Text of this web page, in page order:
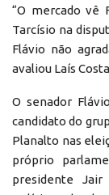
“O mercado vê
Tarcísio na
Flávio não
avaliou Laís
O senador
candidato do
Planalto nas
próprio
presidente Jair